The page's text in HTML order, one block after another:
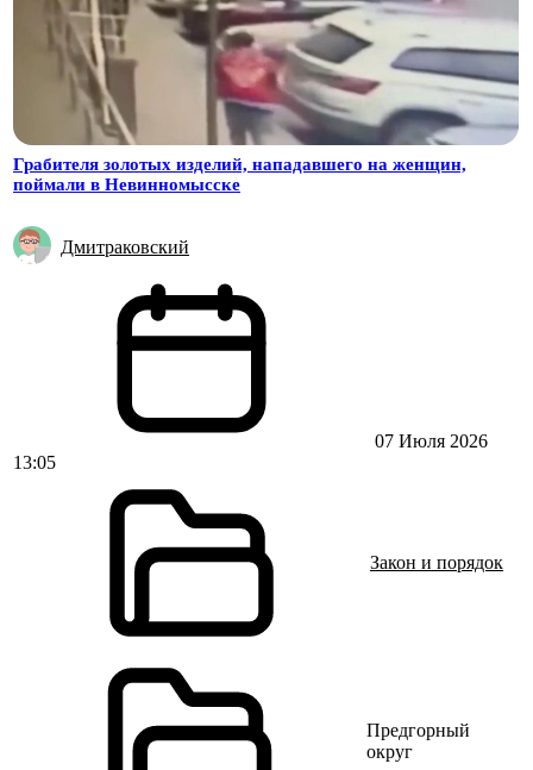
Грабителя золотых изделий, нападавшего на женщин,
поймали в Невинномысске
Дмитраковский
07 Июля 2026
13:05
Закон и порядок
Предгорный
округ